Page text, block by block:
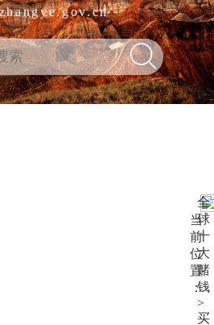
当
前
位
置
：
全
球
十
大
赌
钱
>
买